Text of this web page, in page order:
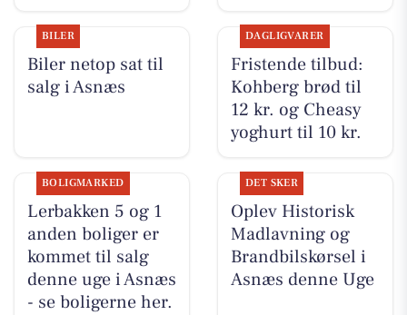
BILER
Biler netop sat til
salg i Asnæs
DAGLIGVARER
Fristende tilbud:
Kohberg brød til
12 kr. og Cheasy
yoghurt til 10 kr.
BOLIGMARKED
Lerbakken 5 og 1
anden boliger er
kommet til salg
denne uge i Asnæs
- se boligerne her.
DET SKER
Oplev Historisk
Madlavning og
Brandbilskørsel i
Asnæs denne Uge